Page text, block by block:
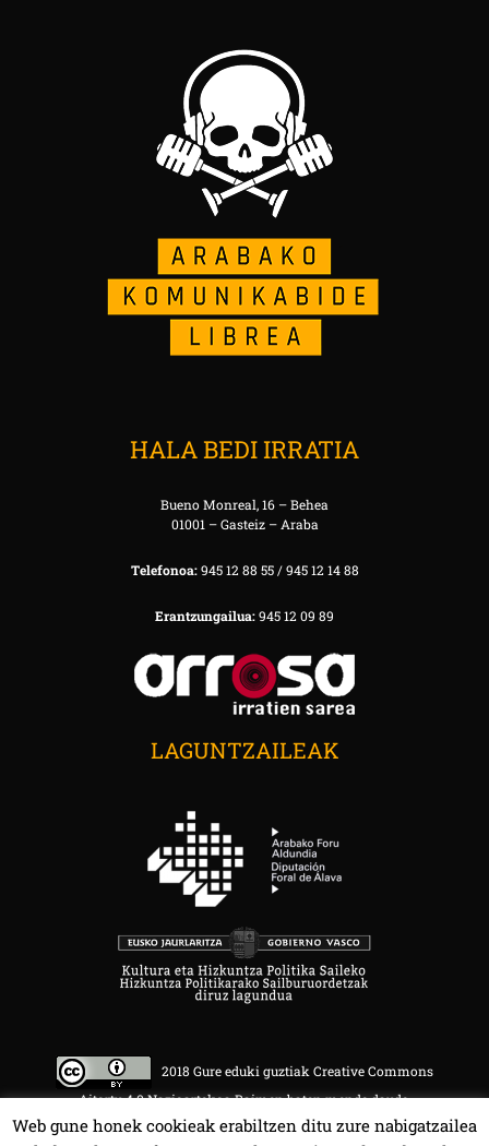
HALA BEDI IRRATIA
Bueno Monreal, 16 – Behea
01001 – Gasteiz – Araba
Telefonoa:945 12 88 55 / 945 12 14 88
Erantzungailua:945 12 09 89
LAGUNTZAILEAK
2018 Gure eduki guztiak Creative Commons
Aitortu 4.0 Nazioartekoa Baimen baten mende daude.
Web gune honek cookieak erabiltzen ditu zure nabigatzailea